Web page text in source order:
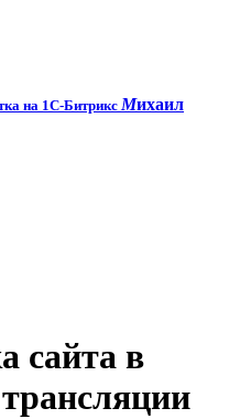
на 1С-БитриксМихаил
сайта в